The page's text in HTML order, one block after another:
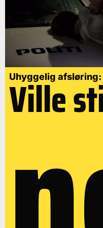
Uhyggelig afsløring:
Ville